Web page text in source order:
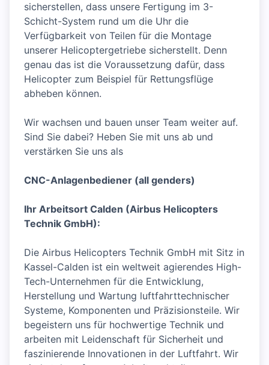
sicherstellen, dass unsere Fertigung im 3-
Schicht-System rund um die Uhr die
Verfügbarkeit von Teilen für die Montage
unserer Helicoptergetriebe sicherstellt. Denn
genau das ist die Voraussetzung dafür, dass
Helicopter zum Beispiel für Rettungsflüge
abheben können.
Wir wachsen und bauen unser Team weiter auf.
Sind Sie dabei? Heben Sie mit uns ab und
verstärken Sie uns als
CNC-Anlagenbediener (all genders)
Ihr Arbeitsort Calden (Airbus Helicopters
Technik GmbH):
Die Airbus Helicopters Technik GmbH mit Sitz in
Kassel-Calden ist ein weltweit agierendes High-
Tech-Unternehmen für die Entwicklung,
Herstellung und Wartung luftfahrttechnischer
Systeme, Komponenten und Präzisionsteile. Wir
begeistern uns für hochwertige Technik und
arbeiten mit Leidenschaft für Sicherheit und
faszinierende Innovationen in der Luftfahrt. Wir